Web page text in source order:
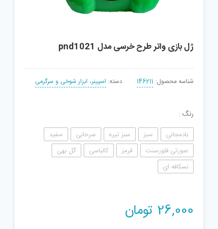
ژل بازی واتر طرح خرسی مدل pnd1021
شناسه محصول: 146211 دسته: اسپینر، ابزار شوخی و سرگرمی
رنگ
بادمجانی سبز سبز تیره سرخابی
سفید
صورتی فلورسنت
قرمز کالباسی
گل بهی
نسکافه ای
26,000 تومان